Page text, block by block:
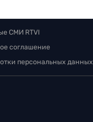
СМИ RTVI
соглашение
персональных данных